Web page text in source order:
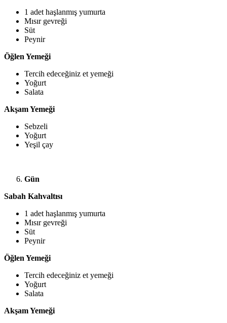
1 adet haşlanmış yumurta
Mısır gevreği
Süt
Peynir
Öğlen Yemeği
Tercih edeceğiniz et yemeği
Yoğurt
Salata
Akşam Yemeği
Sebzeli
Yoğurt
Yeşil çay
Gün
Sabah Kahvaltısı
1 adet haşlanmış yumurta
Mısır gevreği
Süt
Peynir
Öğlen Yemeği
Tercih edeceğiniz et yemeği
Yoğurt
Salata
Akşam Yemeği